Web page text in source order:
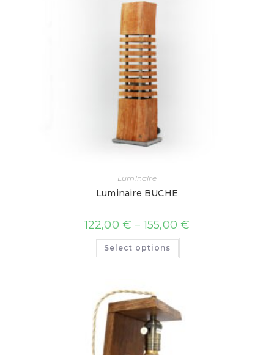
Luminaire
Luminaire BUCHE
122,00 € –155,00 €
Select options